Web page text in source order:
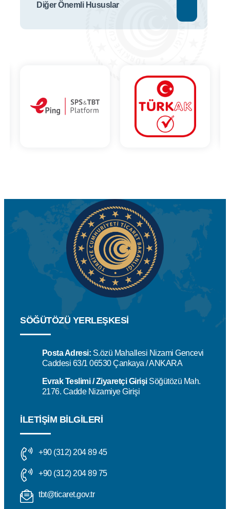
Diğer Önemli Hususlar
SÖĞÜTÖZÜ YERLEŞKESİ
Posta Adresi: S.özü Mahallesi Nizami Gencevi
Caddesi 63/1 06530 Çankaya / ANKARA
Evrak Teslimi / Ziyaretçi GirişiSöğütözü Mah.
2176. Cadde Nizamiye Girişi
İLETIŞIM BILGILERI
+90 (312) 204 89 45
+90 (312) 204 89 75
tbt@ticaret.gov.tr